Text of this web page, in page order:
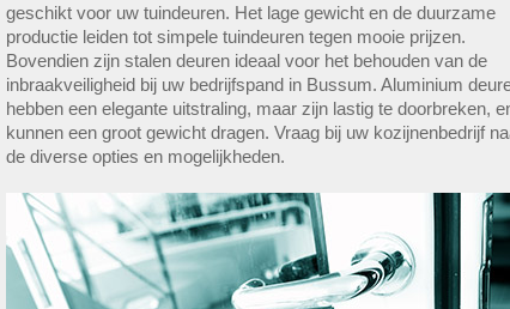
geschikt voor uw tuindeuren. Het lage gewicht en de duurzame
productie leiden tot simpele tuindeuren tegen mooie prijzen.
Bovendien zijn stalen deuren ideaal voor het behouden van de
inbraakveiligheid bij uw bedrijfspand in Bussum. Aluminium
hebben een elegante uitstraling, maar zijn lastig te doorbreken,
kunnen een groot gewicht dragen. Vraag bij uw kozijnenbedrijf
de diverse opties en mogelijkheden.